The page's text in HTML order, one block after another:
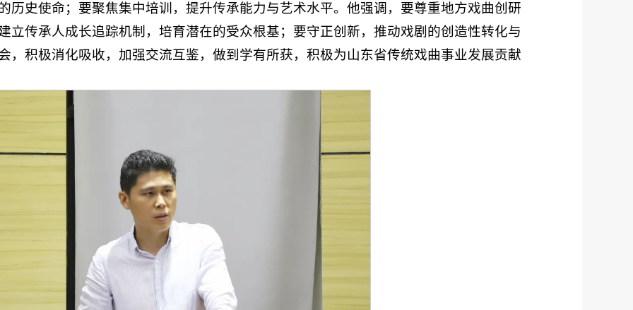
历史使命；要聚焦集中培训，提升传承能力与艺术水平。他强调，要尊重地方戏曲创研
立传承人成长追踪机制，培育潜在的受众根基；要守正创新，推动戏剧的创造性转化与
，积极消化吸收，加强交流互鉴，做到学有所获，积极为山东省传统戏曲事业发展贡献